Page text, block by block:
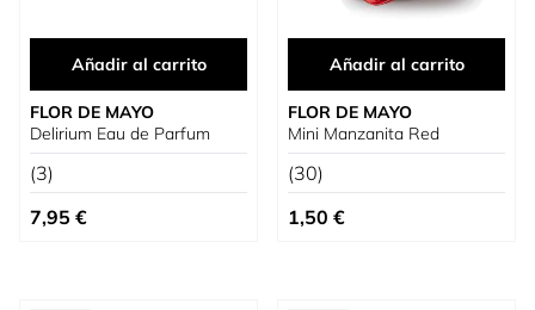
Añadir al carrito
FLOR DE MAYO
Delirium Eau de Parfum
(3)
7,95 €
Añadir al carrito
FLOR DE MAYO
Mini Manzanita Red
(30)
1,50 €